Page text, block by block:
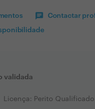
Contactar
validada
Licença: Perito Qualificado